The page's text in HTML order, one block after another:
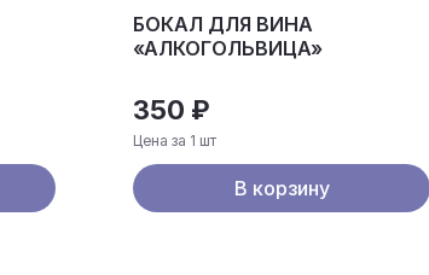
БОКАЛ ДЛЯ ВИНА
«АЛКОГОЛЬВИЦА»
350 ₽
Цена за 1 шт
В корзину